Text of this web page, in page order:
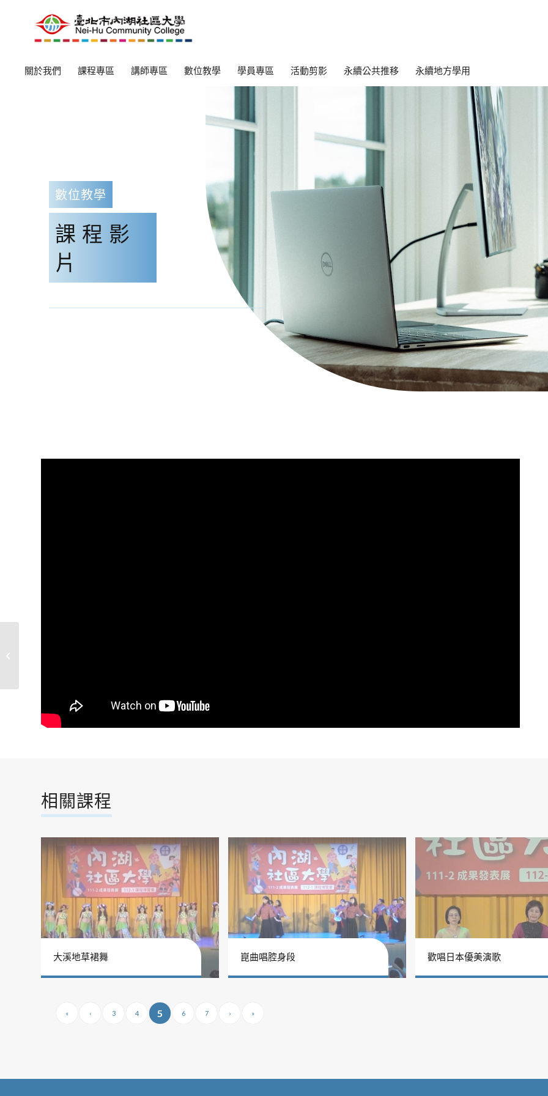
關於我們 課程專區 講師專區 數位教學 學員專區 活動剪影 永續公共推移 永續地方學用
數位教學
課程影
片
相關課程
大溪地草裙舞 崑曲唱腔身段 歡唱日本優美演歌
« ‹ 3 4 5 6 7 › »